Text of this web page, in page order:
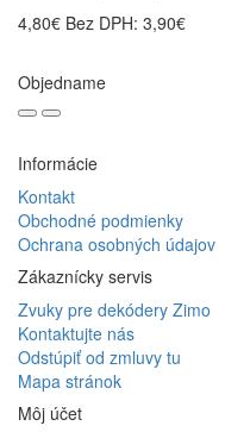
4,80€ Bez DPH: 3,90€
Objedname
Informácie
Kontakt
Obchodné podmienky
Ochrana osobných údajov
Zákaznícky servis
Zvuky pre dekódery Zimo
Kontaktujte nás
Odstúpiť od zmluvy tu
Mapa stránok
Môj účet